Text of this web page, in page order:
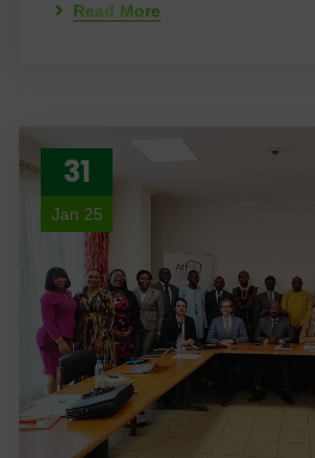
Read More
31
Jan 25